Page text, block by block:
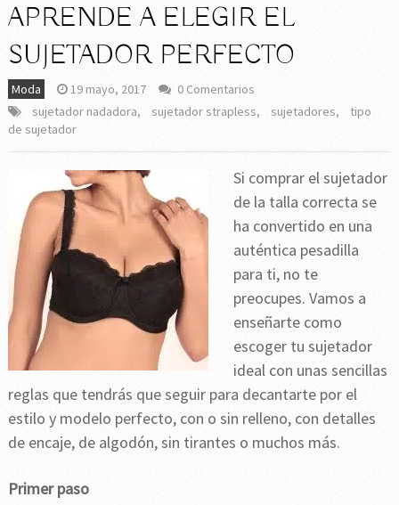
APRENDE A ELEGIR EL
SUJETADOR PERFECTO
Moda 19 mayo, 2017
0 Comentarios
sujetador nadadora, sujetador strapless, sujetadores,
tipo
de sujetador
Si comprar el sujetador
de la talla correcta se
ha convertido en una
auténtica pesadilla
para ti, no te
preocupes. Vamos a
enseñarte como
escoger tu sujetador
ideal con unas sencillas
reglas que tendrás que seguir para decantarte por el
estilo y modelo perfecto, con o sin relleno, con detalles
de encaje, de algodón, sin tirantes o muchos más.
Primer paso